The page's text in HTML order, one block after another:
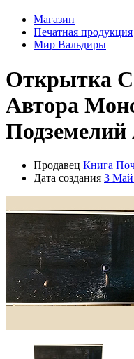
Магазин
Печатная продукция
Мир Вальдиры
Открытка
Автора
Продавец Книга
Дата создания 3 Май